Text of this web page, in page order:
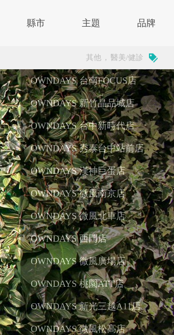
縣市 主題
甜品
下午茶
醫院
醫美/健診
其他
品牌
基隆市中正區
雲林縣古坑鄉
其他 , 醫美/健診
OWNDAYS 台南FOCUS店
台南市中西區中山路166號1F
OWNDAYS 新竹晶品城店
新竹市東區林森路18號2F
OWNDAYS 台中新時代店
台中市東區復興路四段186號2F
OWNDAYS 秀泰台中站前店
台中市東區南京路66號 1F
OWNDAYS 漢神巨蛋店
高雄市左營區博愛二路777號 漢神巨蛋店
OWNDAYS 微風南京店
台北市松山區南京東路三段337號
OWNDAYS 微風北車店
台北市中正區北平西路3號 微風台北車站1F G18
OWNDAYS 西門店
台北市萬華區武昌街二段40號
OWNDAYS 微風廣場店
台北市松山區復興南路一段39號7 樓
OWNDAYS 桃園ATT店
桃園市桃園區中正路47號 1F
OWNDAYS 新光三越A11店
信義區松壽路11號 B1
OWNDAYS 微風松高店